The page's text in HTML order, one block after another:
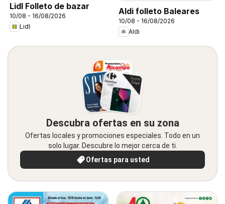
Lidl Folleto de bazar
10/08 - 16/08/2026
Lidl
Aldi folleto Baleares
10/08 - 16/08/2026
Aldi
Descubra ofertas en su zona
Ofertas locales y promociones especiales. Todo en un
solo lugar. Descubre lo mejor cerca de ti.
Ofertas para usted